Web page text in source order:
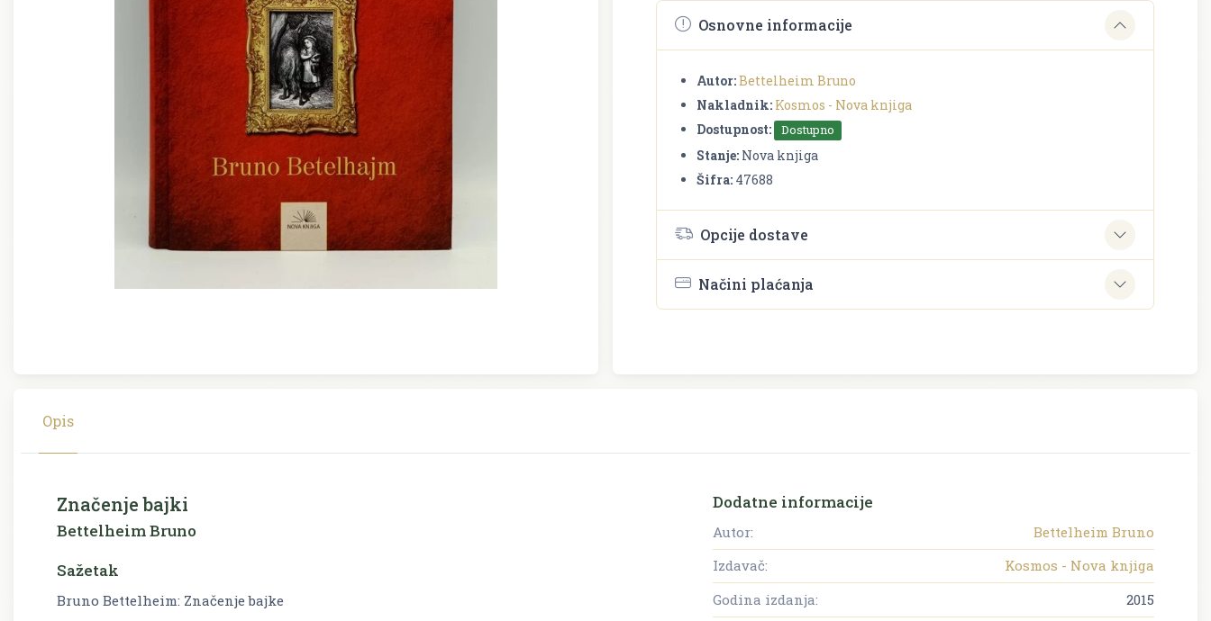
Osnovne informacije
Autor:Bettelheim Bruno
Nakladnik: Kosmos - Nova knjiga
Dostupnost:
Dostupno
Stanje: Nova knjiga
Šifra: 47688
Opcije dostave
Načini plaćanja
Opis
Značenje bajki
Bettelheim Bruno
Sažetak
Bruno Bettelheim: Značenje bajke
Dodatne informacije
Autor:
Bettelheim Bruno
Izdavač:
Kosmos - Nova knjiga
Godina izdanja:
2015